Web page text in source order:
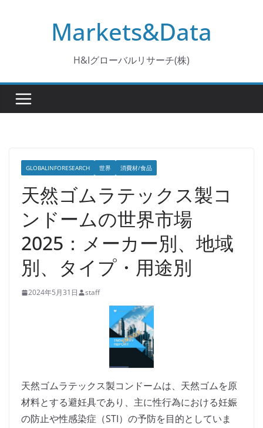
Markets&Data
H&Iグローバルリサーチ(株)
GLOBALINFORESEARCH 世界 消費材/食品
天然ゴムラテックス製コ
ンドームの世界市場
2025：メーカー別、地域
別、タイプ・用途別
2024年5月31日 staff
天然ゴムラテックス製コンドームは、天然ゴムを原
材料とする避妊具であり、主に性行為における妊娠
の防止や性感染症（STI）の予防を目的としていま